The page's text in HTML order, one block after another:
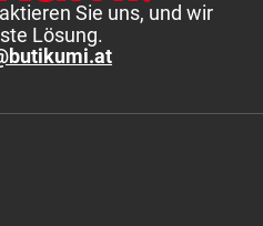
Sie uns, und wir
Lösung.